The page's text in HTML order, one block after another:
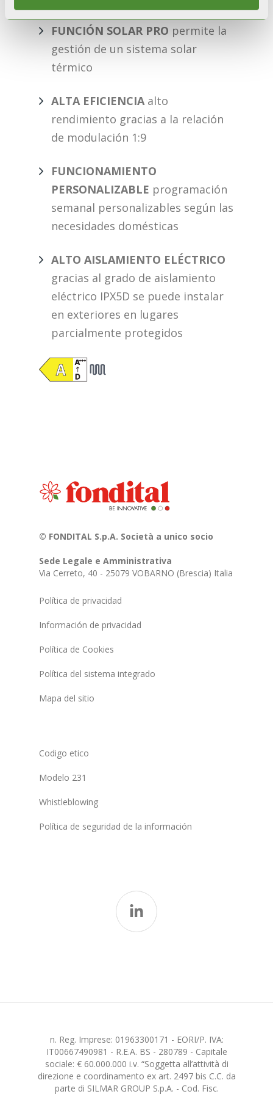
FUNCIÓN SOLAR PRO ​ permite la
gestión de un sistema solar
térmico
ALTA EFICIENCIA​ alto
rendimiento gracias a la relación
de modulación 1:9
FUNCIONAMIENTO
PERSONALIZABLE ​ programación
semanal personalizables según las
necesidades domésticas
ALTO AISLAMIENTO ELÉCTRICO
gracias al grado de aislamiento
eléctrico IPX5D se puede instalar
en exteriores en lugares
parcialmente protegidos
© FONDITAL S.p.A. Società a unico socio
Sede Legale e Amministrativa
Via Cerreto, 40 - 25079 VOBARNO (Brescia) Italia
Política de privacidad
Información de privacidad
Política de Cookies
Política del sistema integrado
Mapa del sitio
Codigo etico
Modelo 231
Whistleblowing
Política de seguridad de la información
n. Reg. Imprese: 01963300171 - EORI/P. IVA:
IT00667490981 - R.E.A. BS - 280789 - Capitale
sociale: € 60.000.000 i.v. “Soggetta all’attività di
direzione e coordinamento ex art. 2497 bis C.C. da
parte di SILMAR GROUP S.p.A. - Cod. Fisc.